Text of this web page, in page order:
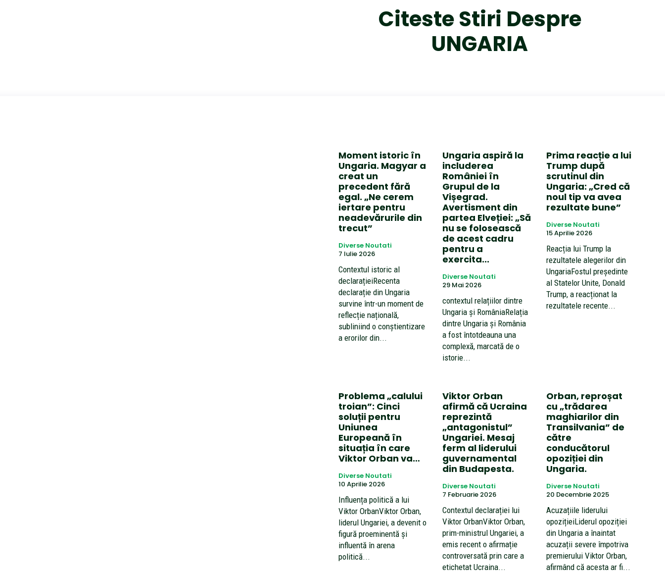
Citeste Stiri Despre
UNGARIA
Moment istoric în
Ungaria. Magyar a
creat un
precedent fără
egal. „Ne cerem
iertare pentru
neadevărurile din
trecut”
Diverse Noutati
7 Iulie 2026
Contextul istoric al
declarațieiRecenta
declarație din Ungaria
survine într-un moment de
reflecție națională,
subliniind o conștientizare
a erorilor din...
Ungaria aspiră la
includerea
României în
Grupul de la
Vișegrad.
Avertisment din
partea Elveției: „Să
nu se folosească
de acest cadru
pentru a
exercita...
Diverse Noutati
29 Mai 2026
contextul relațiilor dintre
Ungaria și RomâniaRelația
dintre Ungaria și România
a fost întotdeauna una
complexă, marcată de o
istorie...
Prima reacție a lui
Trump după
scrutinul din
Ungaria: „Cred că
noul tip va avea
rezultate bune”
Diverse Noutati
15 Aprilie 2026
Reacția lui Trump la
rezultatele alegerilor din
UngariaFostul președinte
al Statelor Unite, Donald
Trump, a reacționat la
rezultatele recente...
Problema „calului
troian”: Cinci
soluții pentru
Uniunea
Europeană în
situația în care
Viktor Orban va…
Diverse Noutati
10 Aprilie 2026
Influența politică a lui
Viktor OrbanViktor Orban,
liderul Ungariei, a devenit o
figură proeminentă și
influentă în arena
politică...
Viktor Orban
afirmă că Ucraina
reprezintă
„antagonistul”
Ungariei. Mesaj
ferm al liderului
guvernamental
din Budapesta.
Diverse Noutati
7 Februarie 2026
Contextul declarației lui
Viktor OrbanViktor Orban,
prim-ministrul Ungariei, a
emis recent o afirmație
controversată prin care a
etichetat Ucraina...
Orban, reproșat
cu „trădarea
maghiarilor din
Transilvania” de
către
conducătorul
opoziției din
Ungaria.
Diverse Noutati
20 Decembrie 2025
Acuzațiile liderului
opozițieiLiderul opoziției
din Ungaria a înaintat
acuzații severe împotriva
premierului Viktor Orban,
afirmând că acesta ar fi...